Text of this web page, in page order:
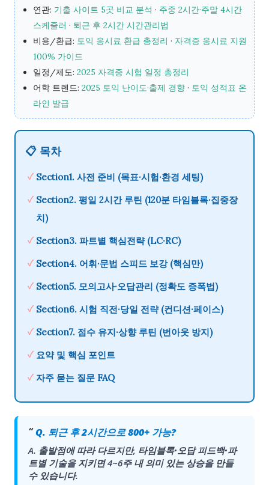
연관: 기출 사이트 5곳 비교 분석 · 주중 2시간·주말 4시간
스케줄러 · 퇴근 후 2시간 시간관리법
비용/환급: 토익 응시료 환급 총정리 · 자격증 응시료 지원
100% 가이드
일정/제도: 2025 자격증 시험 일정 총정리
어학 트렌드: 2025 토익 난이도·출제 경향 · 토익 성적표 온
라인 발급
📋 목차
✓ Section1. 사전 준비 (목표·시험·환경 세팅)
✓ Section2. 평일 2시간 루틴 (120분 타임블록·집중장
치)
✓ Section3. 파트별 핵심전략(LC·RC)
✓ Section4. 어휘·문법 스피드 보강(핵심만)
✓ Section5. 모의고사·오답관리 (정확도 증폭법)
✓ Section6. 시험 직전·당일 전략(컨디션·페이스)
✓ Section7. 점수 유지·상향 루틴 (번아웃 방지)
✓ 요약및 핵심 포인트
✓ 자주 묻는 질문 FAQ
Q. 퇴근 후 2시간으로 800+ 가능?
A. 출발점에 따라 다르지만, 타임블록·오답 피드백·파
트별 기술을 지키면 4~6주 내 의미 있는 상승을 만들
수 있습니다.